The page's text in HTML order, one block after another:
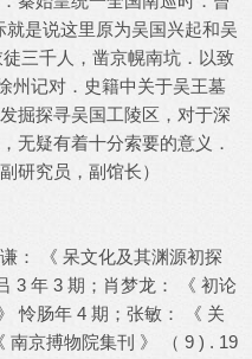
就是说这里原为吴国兴起和吴
三千人，凿京幌南坑．以致
州记对．史籍中关于吴王墓
掘探寻吴国工陵区，对于深
无疑有着十分索要的意义．
研究员，副馆长）
： 《 呆文化及其渊源初探
3 年 3 期；肖梦龙： 《 初论
怜肠年 4 期；张敏： 《 关
南京搏物院集刊 》 （ 9 ) . 19